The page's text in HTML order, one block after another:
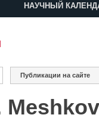
НАУЧНЫЙ
вкладки
вкладка)
Публикации на сайте